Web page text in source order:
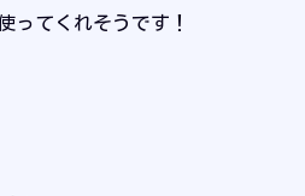
ってくれそうです！